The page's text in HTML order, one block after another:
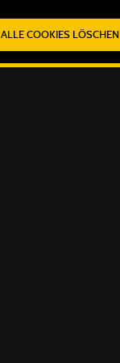
ALLE COOKIES LÖSCHEN